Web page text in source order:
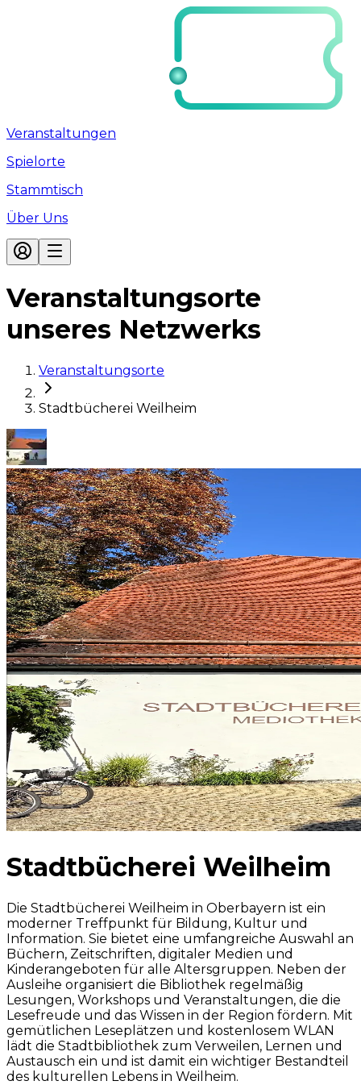
Veranstaltungen
Spielorte
Stammtisch
Über Uns
Veranstaltungsorte
unseres Netzwerks
Veranstaltungsorte
Stadtbücherei Weilheim
Stadtbücherei Weilheim
Die Stadtbücherei Weilheim in Oberbayern ist ein
moderner Treffpunkt für Bildung, Kultur und
Information. Sie bietet eine umfangreiche Auswahl an
Büchern, Zeitschriften, digitaler Medien und
Kinderangeboten für alle Altersgruppen. Neben der
Ausleihe organisiert die Bibliothek regelmäßig
Lesungen, Workshops und Veranstaltungen, die die
Lesefreude und das Wissen in der Region fördern. Mit
gemütlichen Leseplätzen und kostenlosem WLAN
lädt die Stadtbibliothek zum Verweilen, Lernen und
Austausch ein und ist damit ein wichtiger Bestandteil
des kulturellen Lebens in Weilheim.